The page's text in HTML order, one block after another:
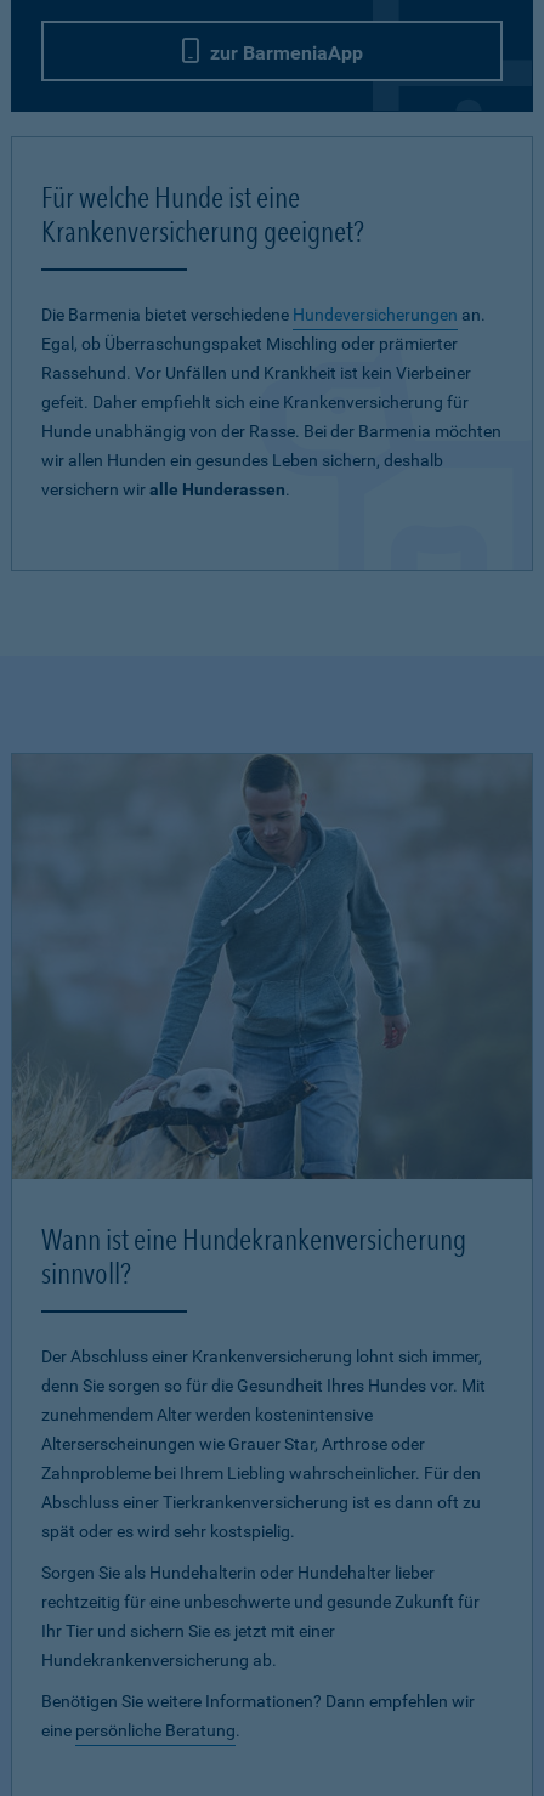
zur BarmeniaApp
Für welche Hunde ist eine
Krankenversicherung geeignet?
Die Barmenia bietet verschiedene Hundeversicherungen an.
Egal, ob Überraschungspaket Mischling oder prämierter
Rassehund. Vor Unfällen und Krankheit ist kein Vierbeiner
gefeit. Daher empfiehlt sich eine Krankenversicherung für
Hunde unabhängig von der Rasse. Bei der Barmenia möchten
wir allen Hunden ein gesundes Leben sichern, deshalb
versichern wiralle Hunderassen.
Wann ist eine Hundekrankenversicherung
sinnvoll?
Der Abschluss einer Krankenversicherung lohnt sich immer,
denn Sie sorgen so für die Gesundheit Ihres Hundes vor. Mit
zunehmendem Alter werden kostenintensive
Alterserscheinungen wie Grauer Star, Arthrose oder
Zahnprobleme bei Ihrem Liebling wahrscheinlicher. Für den
Abschluss einer Tierkrankenversicherung ist es dann oft zu
spät oder es wird sehr kostspielig.
Sorgen Sie als Hundehalterin oder Hundehalter lieber
rechtzeitig für eine unbeschwerte und gesunde Zukunft für
Ihr Tier und sichern Sie es jetzt mit einer
Hundekrankenversicherung ab.
Benötigen Sie weitere Informationen? Dann empfehlen wir
eine persönliche Beratung.